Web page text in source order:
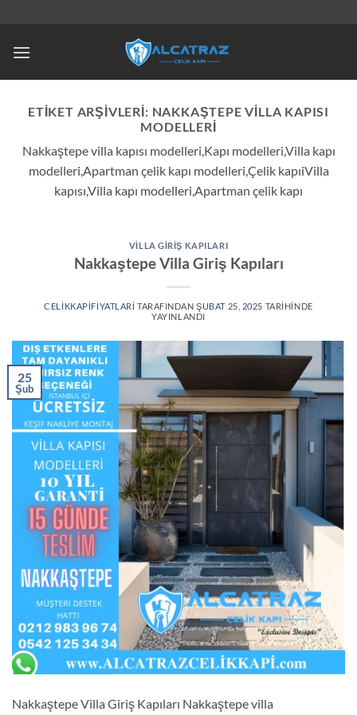
ETIKET ARŞIVLERI: NAKKAŞTEPE VILLA KAPISI
MODELLERI
Nakkaştepe villa kapısı modelleri,Kapı modelleri,Villa kapı
modelleri,Apartman çelik kapı modelleri,Çelik kapıiVilla
kapısı,Villa kapı modelleri,Apartman çelik kapı
VILLA GIRIŞ KAPILARI
Nakkaştepe Villa Giriş Kapıları
CELIKKAPIFIYATLARI TARAFINDAN ŞUBAT 25, 2025 TARIHINDE
YAYINLANDI
25
Şub
Nakkaştepe Villa Giriş Kapıları Nakkaştepe villa